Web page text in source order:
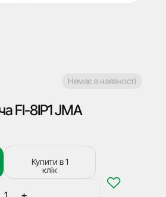
Немає в наявності
FI-8IP1 JMA
Купити в 1
клік